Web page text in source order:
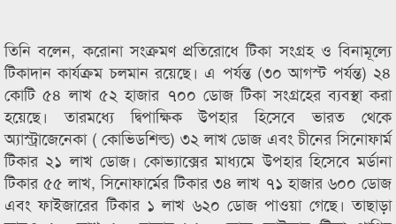
তিনি বলেন, করোনা সংক্রমণ প্রতিরোধে টিকা সংগ্রহ ও বিনামূল্যে
টিকাদান কার্যক্রম চলমান রয়েছে। এ পর্যন্ত (৩০ আগস্ট পর্যন্ত) ২৪
কোটি ৫৪ লাখ ৫২ হাজার ৭০০ ডোজ টিকা সংগ্রহের ব্যবস্থা করা
হয়েছে। তারমধ্যে দ্বিপাক্ষিক উপহার হিসেবে ভারত থেকে
অ্যাস্ট্রাজেনেকা ( কোভিডশিল্ড) ৩২ লাখ ডোজ এবং চীনের সিনোফার্ম
টিকার ২১ লাখ ডোজ। কোভ্যাক্সের মাধ্যমে উপহার হিসেবে মর্ডানা
টিকার ৫৫ লাখ, সিনোফার্মের টিকার ৩৪ লাখ ৭১ হাজার ৬০০ ডোজ
এবং ফাইজারের টিকার ১ লাখ ৬২০ ডোজ পাওয়া গেছে। তাছাড়া